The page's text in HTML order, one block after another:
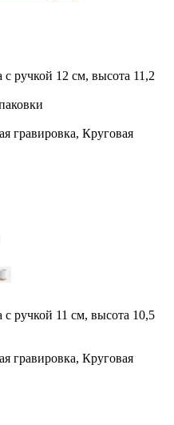
ручкой 12 см, высота 11,2
гравировка, Круговая
ручкой 11 см, высота 10,5
гравировка, Круговая